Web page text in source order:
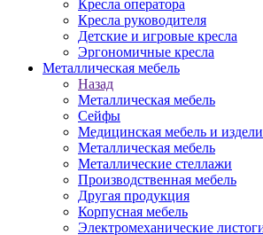
Кресла оператора
Кресла руководителя
Детские и игровые кресла
Эргономичные кресла
Металлическая мебель
Назад
Металлическая мебель
Сейфы
Медицинская мебель и
Металлическая мебель
Металлические стеллажи
Производственная мебель
Другая продукция
Корпусная мебель
Электромеханические